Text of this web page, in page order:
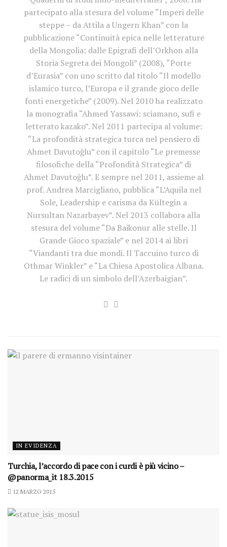
partecipato alla stesura del volume “Imperi delle
steppe – da Attila a Ungern Khan” con la
pubblicazione “Continuità epica nelle letterature
della Mongolia: dalle Epigrafi dell’Orkhon alla
Storia Segreta dei Mongoli” (2008), “Porte
d’Eurasia” con uno scritto dal titolo “Il modello
islamico turco, l’Europa e il grande gioco delle
fonti energetiche” (2009). Nel 2010 ha realizzato
la monografia “Ahmed Yassawi: sciamano, sufi e
letterato kazako”. Nel 2011 partecipa al volume:
“La profondità strategica turca nel pensiero di
Ahmet Davutoğlu” con il capitolo “Le premesse
filosofiche della “Profondità Strategica” di
Ahmet Davutoğlu”. E sempre nel 2011, assieme al
prof. Andrea Marcigliano, pubblica “L’Aquila nel
Sole, Leadership e carisma da Kültegin a
Nursultan Nazarbayev”. Nel 2013 collabora alla
stesura del volume “Da Baikonur alle stelle. Il
Grande Gioco spaziale” e nel 2014 ai libri
“Viandanti tra due mondi. Il Taccuino turco di
Othmar Winkler” e “La Chiesa Apostolica Albana.
Le radici di un simbolo dell’Azerbaigian”.
IN EVIDENZA
Turchia, l’accordo di pace con i curdi è più vicino –
@panorma_it 18.3.2015
12 MARZO 2015